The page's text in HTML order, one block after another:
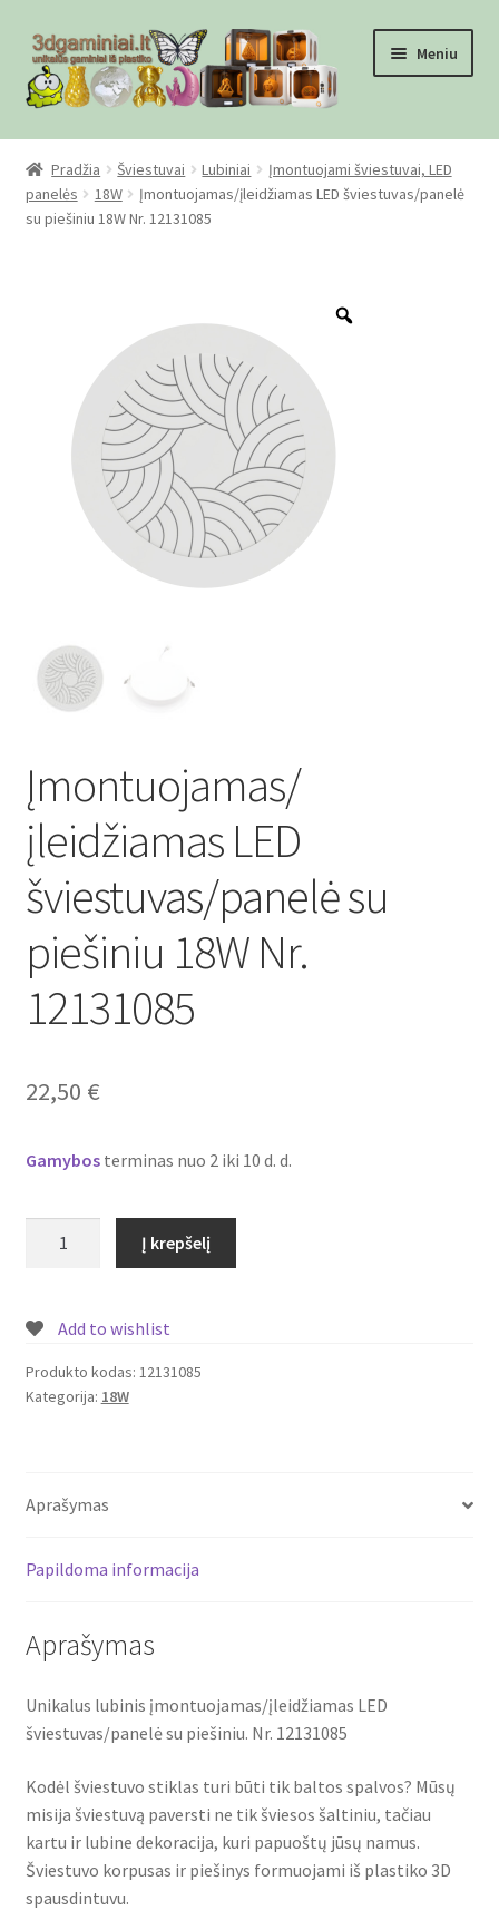
Pereiti
prie
meniu
Pereiti
prie
turinio
Meniu
Pradžia
Checkout
Mūsų partneriai
Pirkimo-pardavimo taisyklės
Privatumo politika
Atsiskaitymo informacija
Gamybos terminai ir procesas
Kontaktai
Krepšelis
Parduotuvė
Paskyra
Plastikai
Plastiko rūšys
Pradžia Šviestuvai Lubiniai
Įmontuojami šviestuvai, LED
panelės
18W
Įmontuojamas/įleidžiamas LED šviestuvas/panelė
su piešiniu 18W Nr. 12131085
Įmontuojamas/
įleidžiamas LED
šviestuvas/panelė su
piešiniu 18W Nr.
12131085
22,50 €
Gamybosterminas nuo 2 iki 10 d. d.
LED
šviestuvas/panelė
su
12131085
Į krepšelį
Add to wishlist
Produkto kodas: 12131085
Kategorija: 18W
Aprašymas
Papildoma informacija
Aprašymas
Unikalus lubinis įmontuojamas/įleidžiamas LED
šviestuvas/panelė su piešiniu. Nr. 12131085
Kodėl šviestuvo stiklas turi būti tik baltos spalvos? Mūsų
misija šviestuvą paversti ne tik šviesos šaltiniu, tačiau
kartu ir lubine dekoracija, kuri papuoštų jūsų namus.
Šviestuvo korpusas ir piešinys formuojami iš plastiko 3D
spausdintuvu.